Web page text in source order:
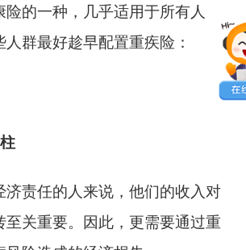
险的一种，几乎适用于所有人
群最好趁早配置重疾险：
济责任的人来说，他们的收入对
至关重要。因此，更需要通过重